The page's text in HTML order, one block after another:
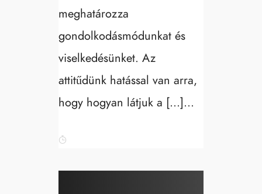
meghatározza
gondolkodásmódunkat és
viselkedésünket. Az
attitűdünk hatással van arra,
hogy hogyan látjuk a […]...